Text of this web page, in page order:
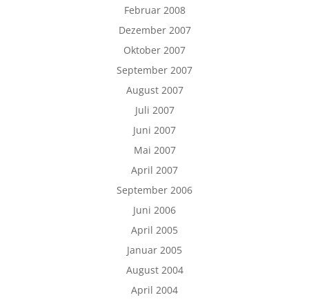
Februar 2008
Dezember 2007
Oktober 2007
September 2007
August 2007
Juli 2007
Juni 2007
Mai 2007
April 2007
September 2006
Juni 2006
April 2005
Januar 2005
August 2004
April 2004